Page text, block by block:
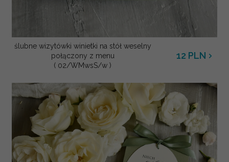
ślubne wizytówki winietki na stół weselny
połączony z menu
( 02/WMwsS/w )
12 PLN